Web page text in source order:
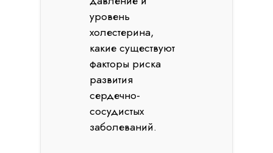
уровень
холестерина,
какие существуют
факторы риска
развития
сердечно-
сосудистых
заболеваний.